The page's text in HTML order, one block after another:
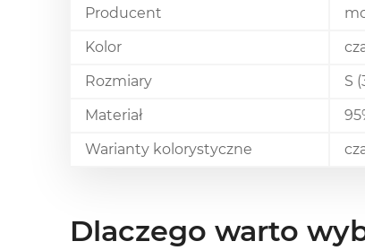
Producent
Kolor
Rozmiary
S
Materiał
Warianty kolorystyczne
Dlaczego warto